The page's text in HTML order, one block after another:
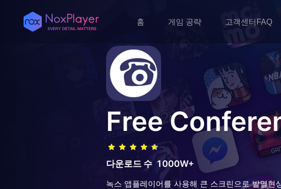
홈 게임 공략 고객센터FAQ
Free
다운로드 수 1000W+
녹스 앱플레이어를 사용해 큰 스크린으로 발열현